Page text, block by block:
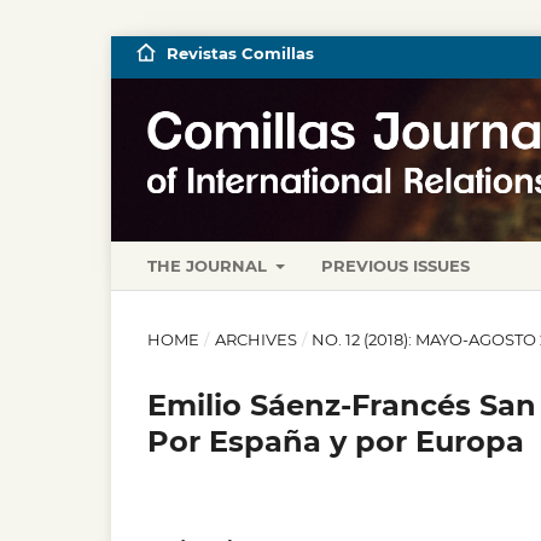
THE JOURNAL PREVIOUS ISSUES
Revistas Comillas
HOME / ARCHIVES / NO. 12 (2018): MAYO-AGOSTO
Emilio Sáenz-Francés
Por España y por Europa